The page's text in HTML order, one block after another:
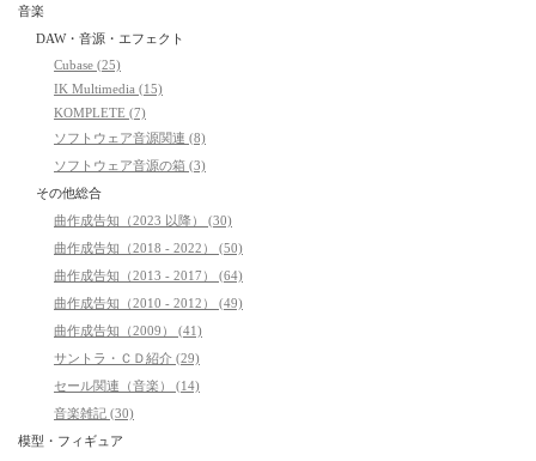
音楽
DAW・音源・エフェクト
Cubase (25)
IK Multimedia (15)
KOMPLETE (7)
ソフトウェア音源関連 (8)
ソフトウェア音源の箱 (3)
その他総合
曲作成告知（2023 以降） (30)
曲作成告知（2018 - 2022） (50)
曲作成告知（2013 - 2017） (64)
曲作成告知（2010 - 2012） (49)
曲作成告知（2009） (41)
サントラ・ＣＤ紹介 (29)
セール関連（音楽） (14)
音楽雑記 (30)
模型・フィギュア